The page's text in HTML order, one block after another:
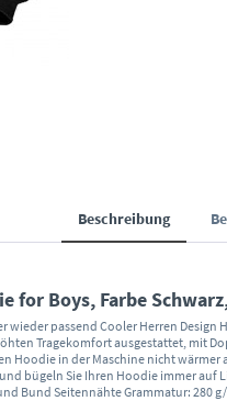
Beschreibung
for Boys, Farbe
passend Cooler Herren
Tragekomfort ausgestattet, mit
Hoodie in der Maschine nicht
bügeln Sie Ihren Hoodie immer
Bund Seitennähte Grammatur: